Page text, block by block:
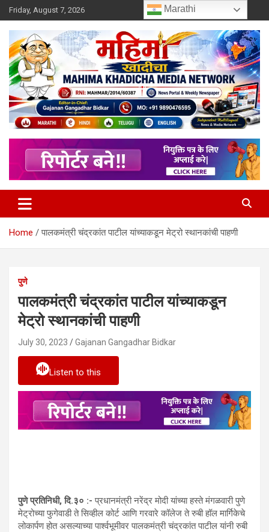
Skip
to
content
Friday, August 7, 2026
Mahimakhadicha
Home पालकमंत्री चंद्रकांत पाटील यांच्याकडून मेट्रो स्थानकांची पाहणी
पुणे
पालकमंत्री चंद्रकांत पाटील यांच्याकडून
मेट्रो स्थानकांची पाहणी
July 30, 2023 Gajanan Gangadhar Bidkar
Listen to this
पुणे प्रतिनिधी, दि.३० :- प्रधानमंत्री नरेंद्र मोदी यांच्या हस्ते मंगळवारी पुणे
मेट्रोच्या फुगेवाडी ते सिव्हील कोर्ट आणि गरवारे कॉलेज ते रुबी हॉल मार्गिकेचे
लोकार्पण होत असल्याच्या पार्श्वभूमीवर पालकमंत्री चंद्रकांत पाटील यांनी रुबी
Marathi